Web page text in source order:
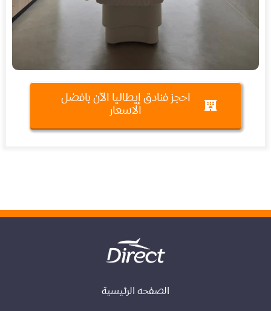
احجز فنادق إيطاليا الآن بافضل
الاسعار
الصفحه الرئيسية